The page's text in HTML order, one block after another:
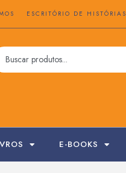
ESCRITÓRIO DE HISTÓRIAS
E-BOOKS